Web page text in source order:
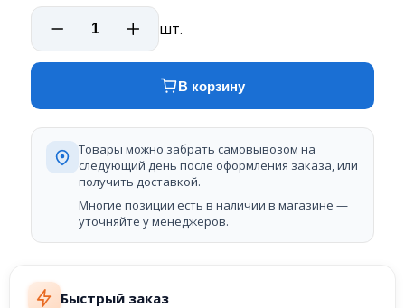
Быстрый заказ
шт.
В корзину
Товары можно забрать самовывозом на
следующий день после оформления заказа, или
получить доставкой.
Многие позиции есть в наличии в магазине —
уточняйте у менеджеров.